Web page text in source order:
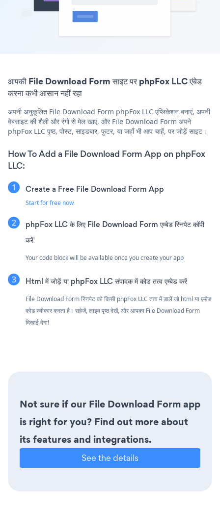
आपकी File Download Form साइट पर phpFox LLC एंबेड
करना कभी आसान नहीं रहा
अपनी अनुकूलित File Download Form phpFox LLC एप्लिकेशन बनाएं, अपनी
वेबसाइट की शैली और रंगों से मेल खाएं, और File Download Form अपने
phpFox LLC पृष्ठ, पोस्ट, साइडबार, फुटर, या जहाँ भी आप चाहें, पर जोड़ें साइट।
How To Add a File Download Form App on phpFox
LLC:
Create a Free File Download Form App
Start for free now
phpFox LLC के लिए File Download Form एम्बेड स्निपेट कॉपी
करें
Your code block will be available once you create your app
Html में जोड़ें या phpFox LLC संपादक में कोड तत्व एम्बेड करें
File Download Form स्निपेट को किसी phpFox LLC तत्व में डालें जो html या एम्बेड
कोड स्वीकार करता है। सहेजें, लाइव पृष्ठ देखें, और आपका File Download Form
दिखाई देगा!
Not sure if our File Download Form app
is right for you? Find out more about
its features and integrations.
See the details